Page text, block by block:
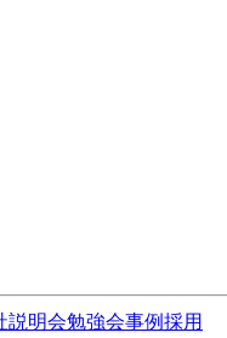
説明会勉強会事例採用